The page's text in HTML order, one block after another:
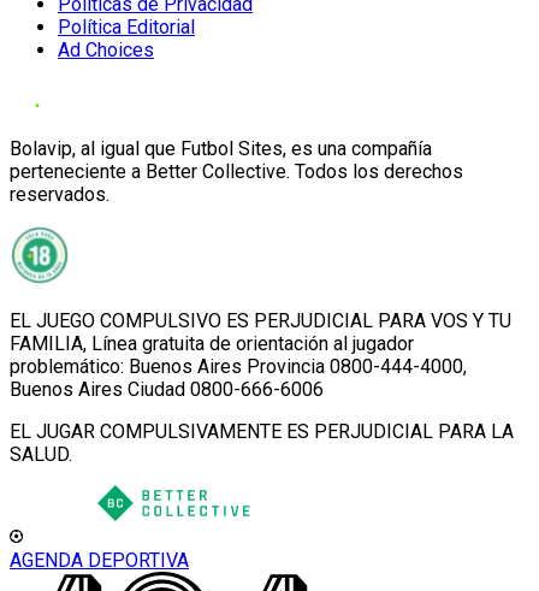
Política Editorial
Ad Choices
Bolavip, al igual que Futbol Sites, es una compañía
perteneciente a Better Collective. Todos los derechos
reservados.
EL JUEGO COMPULSIVO ES PERJUDICIAL PARA VOS Y TU
FAMILIA, Línea gratuita de orientación al jugador
problemático: Buenos Aires Provincia 0800-444-4000,
Buenos Aires Ciudad 0800-666-6006
EL JUGAR COMPULSIVAMENTE ES PERJUDICIAL PARA LA
SALUD.
AGENDA DEPORTIVA